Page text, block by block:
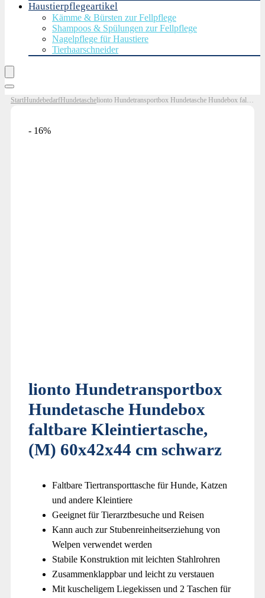
Haustierpflegeartikel
Kämme & Bürsten zur Fellpflege
Shampoos & Spülungen zur Fellpflege
Nagelpflege für Haustiere
Tierhaarschneider
StartHundebedarfHundetaschelionto Hundetransportbox Hundetasche Hundebox faltbare Kleintiertasche, (M) 60x42x44 cm schwarz
- 16%
lionto Hundetransportbox
Hundetasche Hundebox
faltbare Kleintiertasche,
(M) 60x42x44 cm schwarz
Faltbare Tiertransporttasche für Hunde, Katzen
und andere Kleintiere
Geeignet für Tierarztbesuche und Reisen
Kann auch zur Stubenreinheitserziehung von
Welpen verwendet werden
Stabile Konstruktion mit leichten Stahlrohren
Zusammenklappbar und leicht zu verstauen
Mit kuscheligem Liegekissen und 2 Taschen für